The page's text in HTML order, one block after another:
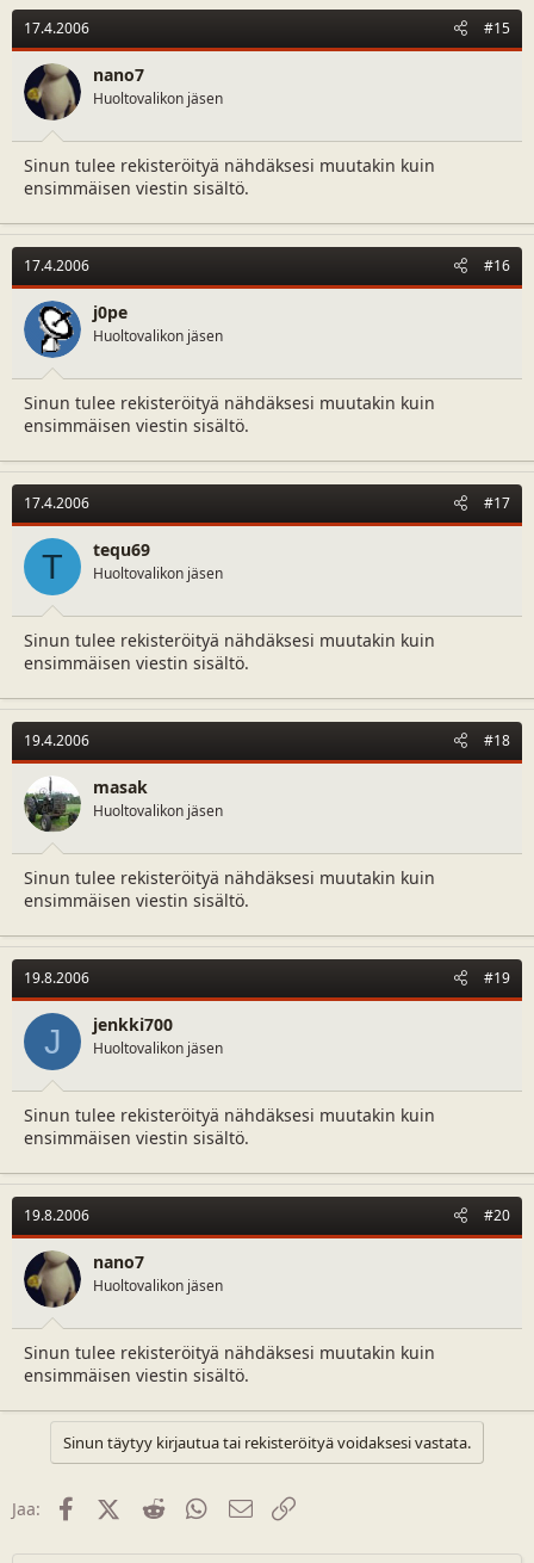
17.4.2006 #15
nano7
Huoltovalikon jäsen
Sinun tulee rekisteröityä nähdäksesi muutakin kuin
ensimmäisen viestin sisältö.
17.4.2006 #16
j0pe
Huoltovalikon jäsen
Sinun tulee rekisteröityä nähdäksesi muutakin kuin
ensimmäisen viestin sisältö.
17.4.2006 #17
T tequ69
Huoltovalikon jäsen
Sinun tulee rekisteröityä nähdäksesi muutakin kuin
ensimmäisen viestin sisältö.
19.4.2006 #18
masak
Huoltovalikon jäsen
Sinun tulee rekisteröityä nähdäksesi muutakin kuin
ensimmäisen viestin sisältö.
19.8.2006 #19
J jenkki700
Huoltovalikon jäsen
Sinun tulee rekisteröityä nähdäksesi muutakin kuin
ensimmäisen viestin sisältö.
19.8.2006 #20
nano7
Huoltovalikon jäsen
Sinun tulee rekisteröityä nähdäksesi muutakin kuin
ensimmäisen viestin sisältö.
Sinun täytyy kirjautua tai rekisteröityä voidaksesi vastata.
Jaa: FacebookX (Twitter)
Reddit WhatsAppSähköposti